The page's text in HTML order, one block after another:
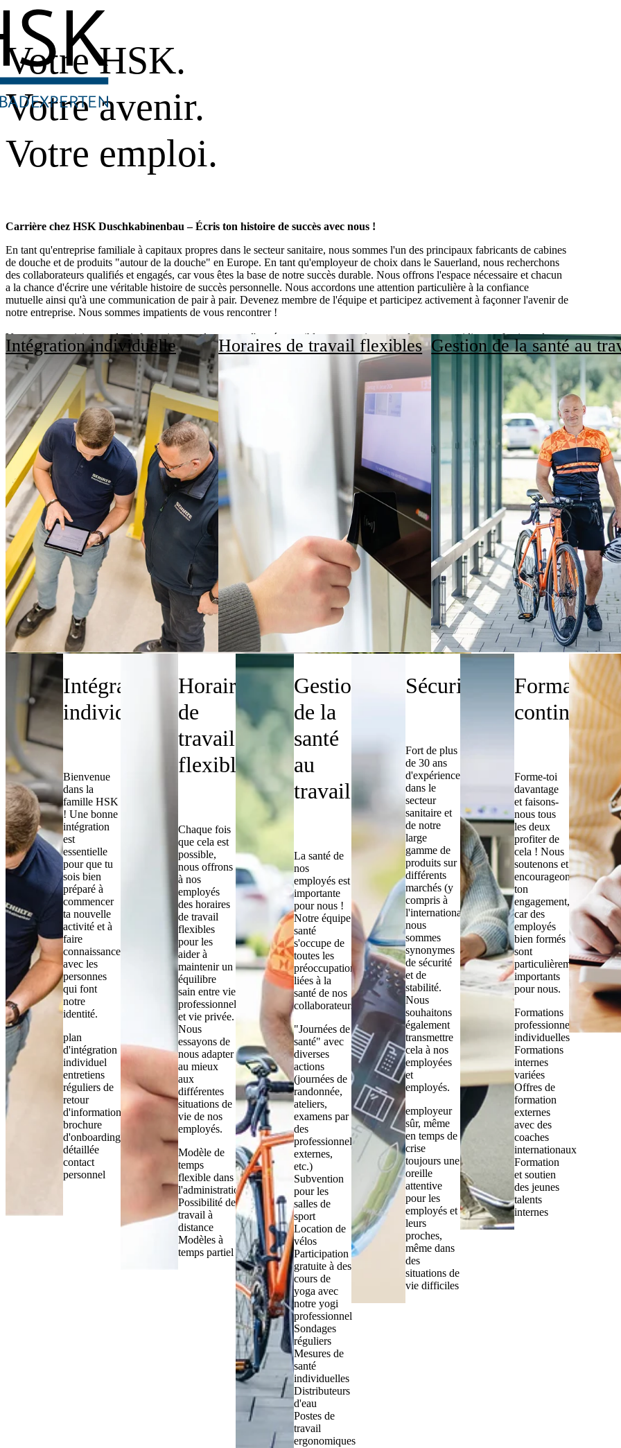
Votre HSK.
Votre avenir.
Votre emploi.
Carrière chez HSK Duschkabinenbau – Écris ton histoire de succès avec nous !
En tant qu'entreprise familiale à capitaux propres dans le secteur sanitaire, nous sommes l'un des principaux fabricants de cabines
de douche et de produits "autour de la douche" en Europe. En tant qu'employeur de choix dans le Sauerland, nous recherchons
des collaborateurs qualifiés et engagés, car vous êtes la base de notre succès durable. Nous offrons l'espace nécessaire et chacun
a la chance d'écrire une véritable histoire de succès personnelle. Nous accordons une attention particulière à la confiance
mutuelle ainsi qu'à une communication de pair à pair. Devenez membre de l'équipe et participez activement à façonner l'avenir de
notre entreprise. Nous sommes impatients de vous rencontrer !
Vous trouverez ici toutes les informations sur les postes d'entrée possibles et un petit aperçu de notre quotidien professionnel.
Dafür stehen wir. Wir sind HSK.
Cette vidéo ne s'affiche pas car vous n'avez pas accepté les cookies correspondants.
Travailler chez HSK
Intégration individuelle Horaires de travail flexibles Gestion de la santé au
Intégration
individuelle
Bienvenue
dans la
famille HSK
! Une bonne
intégration
est
essentielle
pour que tu
sois bien
préparé à
commencer
ta nouvelle
activité et à
faire
connaissance
avec les
personnes
qui font
notre
identité.
plan
d'intégration
individuel
entretiens
réguliers de
retour
d'information
brochure
d'onboarding
détaillée
contact
personnel
Horaires
de
travail
flexibles
Chaque fois
que cela est
possible,
nous offrons
à nos
employés
des horaires
de travail
flexibles
pour les
aider à
maintenir un
équilibre
sain entre vie
professionnelle
et vie privée.
Nous
essayons de
nous adapter
au mieux
aux
différentes
situations de
vie de nos
employés.
Modèle de
temps
flexible dans
l'administration
Possibilité de
travail à
distance
Modèles à
temps partiel
Gestion
de la
santé
au
travail
La santé de
nos
employés est
importante
pour nous !
Notre équipe
santé
s'occupe de
toutes les
préoccupations
liées à la
santé de nos
collaborateurs.
"Journées de
santé" avec
diverses
actions
(journées de
randonnée,
ateliers,
examens par
des
professionnels
externes,
etc.)
Subvention
pour les
salles de
sport
Location de
vélos
Participation
gratuite à des
cours de
yoga avec
notre yogi
professionnel
Sondages
réguliers
Mesures de
santé
individuelles
Distributeurs
d'eau
Postes de
travail
ergonomiques
Sécurité
Fort de plus
de 30 ans
d'expérience
dans le
secteur
sanitaire et
de notre
large
gamme de
produits sur
différents
marchés (y
compris à
l'international),
nous
sommes
synonymes
de sécurité
et de
stabilité.
Nous
souhaitons
également
transmettre
cela à nos
employées
et
employés.
employeur
sûr, même
en temps de
crise
toujours une
oreille
attentive
pour les
employés et
leurs
proches,
même dans
des
situations de
vie difficiles
Formation
continue
Forme-toi
davantage
et faisons-
nous tous
les deux
profiter de
cela ! Nous
soutenons et
encourageons
ton
engagement,
car des
employés
bien formés
sont
particulièrement
importants
pour nous.
Formations
professionnelles
individuelles
Formations
internes
variées
Offres de
formation
externes
avec des
coaches
internationaux
Formation
et soutien
des jeunes
talents
internes